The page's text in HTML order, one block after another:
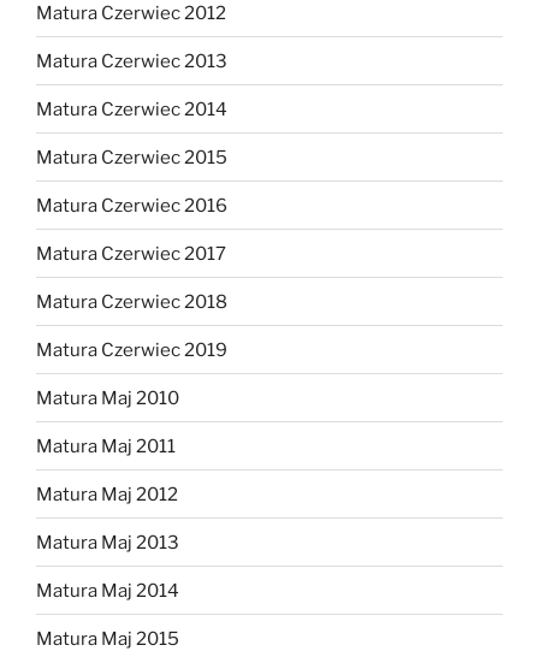
Matura Czerwiec 2012
Matura Czerwiec 2013
Matura Czerwiec 2014
Matura Czerwiec 2015
Matura Czerwiec 2016
Matura Czerwiec 2017
Matura Czerwiec 2018
Matura Czerwiec 2019
Matura Maj 2010
Matura Maj 2011
Matura Maj 2012
Matura Maj 2013
Matura Maj 2014
Matura Maj 2015